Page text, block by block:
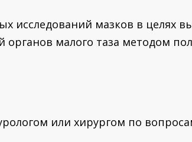
исследований мазков в целях
органов малого таза методом
или хирургом по